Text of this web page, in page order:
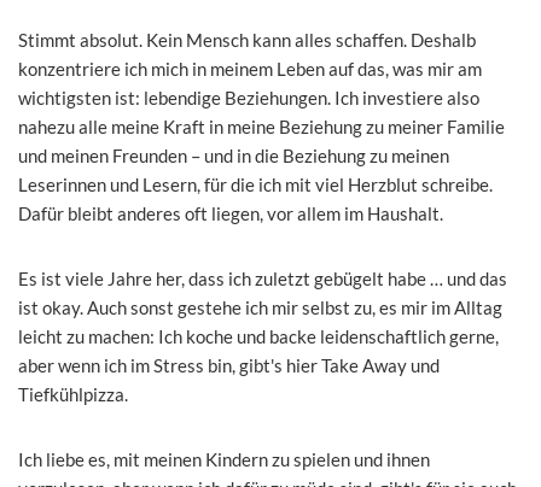
Stimmt absolut. Kein Mensch kann alles schaffen. Deshalb
konzentriere ich mich in meinem Leben auf das, was mir am
wichtigsten ist: lebendige Beziehungen. Ich investiere also
nahezu alle meine Kraft in meine Beziehung zu meiner Familie
und meinen Freunden – und in die Beziehung zu meinen
Leserinnen und Lesern, für die ich mit viel Herzblut schreibe.
Dafür bleibt anderes oft liegen, vor allem im Haushalt.
Es ist viele Jahre her, dass ich zuletzt gebügelt habe … und das
ist okay. Auch sonst gestehe ich mir selbst zu, es mir im Alltag
leicht zu machen: Ich koche und backe leidenschaftlich gerne,
aber wenn ich im Stress bin, gibt's hier Take Away und
Tiefkühlpizza.
Ich liebe es, mit meinen Kindern zu spielen und ihnen